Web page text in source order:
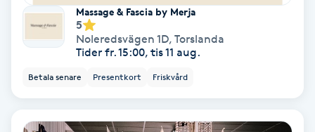
Klippning
Massage & Fascia by Merja
5
Noleredsvägen 1D, Torslanda
Tider fr. 15:00, tis 11 aug.
Betala senare Presentkort Friskvård